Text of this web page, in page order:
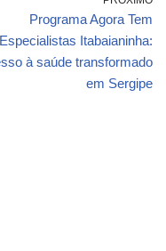
Programa Agora Tem
Especialistas Itabaianinha:
à saúde transformado
em Sergipe